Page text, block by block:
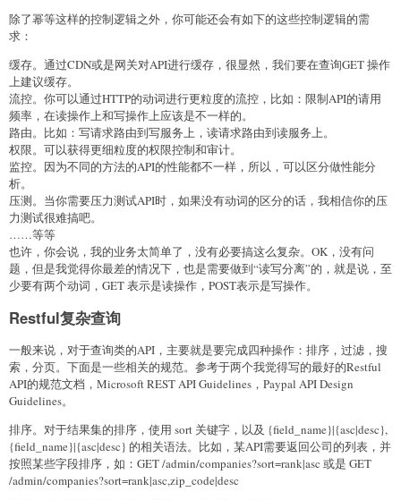
除了幂等这样的控制逻辑之外，你可能还会有如下的这些控制逻辑的需
求：
缓存。通过CDN或是网关对API进行缓存，很显然，我们要在查询GET 操作
上建议缓存。
流控。你可以通过HTTP的动词进行更粒度的流控，比如：限制API的请用
频率，在读操作上和写操作上应该是不一样的。
路由。比如：写请求路由到写服务上，读请求路由到读服务上。
权限。可以获得更细粒度的权限控制和审计。
监控。因为不同的方法的API的性能都不一样，所以，可以区分做性能分
析。
压测。当你需要压力测试API时，如果没有动词的区分的话，我相信你的压
力测试很难搞吧。
……等等
也许，你会说，我的业务太简单了，没有必要搞这么复杂。OK，没有问
题，但是我觉得你最差的情况下，也是需要做到“读写分离”的，就是说，至
少要有两个动词，GET 表示是读操作，POST表示是写操作。
Restful复杂查询
一般来说，对于查询类的API，主要就是要完成四种操作：排序，过滤，搜
索，分页。下面是一些相关的规范。参考于两个我觉得写的最好的Restful
API的规范文档，Microsoft REST API Guidelines，Paypal API Design
Guidelines。
排序。对于结果集的排序，使用 sort 关键字，以及 {field_name}|{asc|desc},
{field_name}|{asc|desc} 的相关语法。比如，某API需要返回公司的列表，并
按照某些字段排序，如：GET /admin/companies?sort=rank|asc 或是 GET
/admin/companies?sort=rank|asc,zip_code|desc